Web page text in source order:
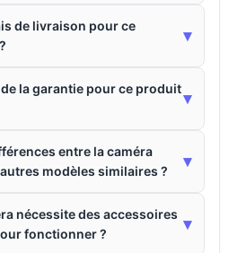
de livraison pour ce
▾
la garantie pour ce produit
▾
entre la caméra
modèles similaires ?
▾
nécessite des accessoires
fonctionner ?
▾